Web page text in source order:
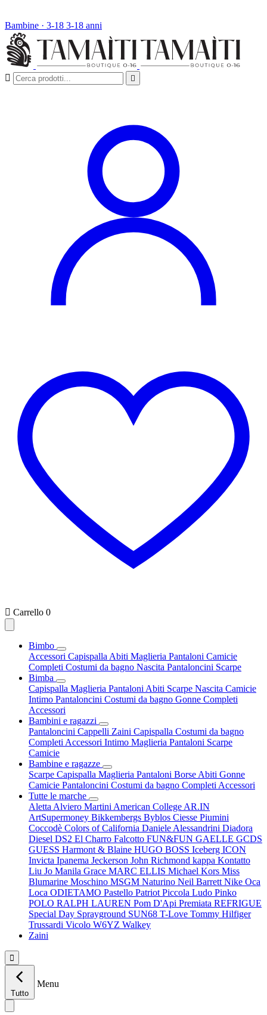
Bambine · 3-18 3-18 anni
 
 Carrello 0
Bimbo
Accessori Capispalla Abiti Maglieria Pantaloni Camicie
Completi Costumi da bagno Nascita Pantaloncini Scarpe
Bimba
Capispalla Maglieria Pantaloni Abiti Scarpe Nascita Camicie
Intimo Pantaloncini Costumi da bagno Gonne Completi
Accessori
Bambini e ragazzi
Pantaloncini Cappelli Zaini Capispalla Costumi da bagno
Completi Accessori Intimo Maglieria Pantaloni Scarpe
Camicie
Bambine e ragazze
Scarpe Capispalla Maglieria Pantaloni Borse Abiti Gonne
Camicie Pantaloncini Costumi da bagno Completi Accessori
Tutte le marche
Aletta Alviero Martini American College AR.IN
ArtSupermoney Bikkembergs Byblos Ciesse Piumini
Coccodè Colors of California Daniele Alessandrini Diadora
Diesel DS2 El Charro Falcotto FUN&FUN GAELLE GCDS
GUESS Harmont & Blaine HUGO BOSS Iceberg ICON
Invicta Ipanema Jeckerson John Richmond kappa Kontatto
Liu Jo Manila Grace MARC ELLIS Michael Kors Miss
Blumarine Moschino MSGM Naturino Neil Barrett Nike Oca
Loca ODIETAMO Pastello Patriot Piccola Ludo Pinko
POLO RALPH LAUREN Pom D'Api Premiata REFRIGUE
Special Day Sprayground SUN68 T-Love Tommy Hilfiger
Trussardi Vicolo W6YZ Walkey
Zaini

Tutto
Menu